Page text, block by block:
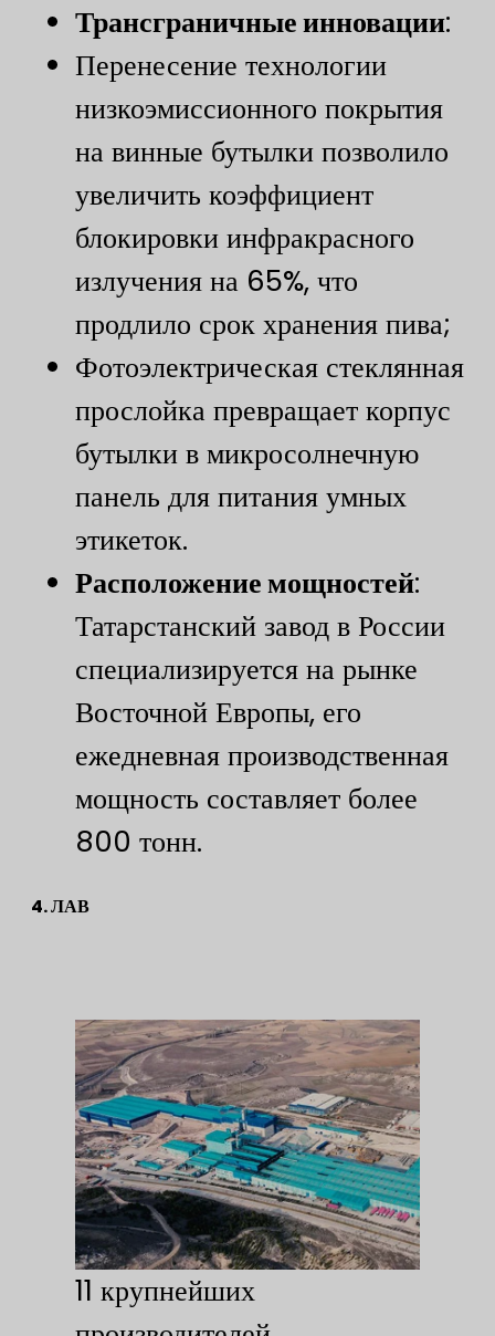
Трансграничные инновации​:
Перенесение технологии
низкоэмиссионного покрытия
на винные бутылки позволило
увеличить коэффициент
блокировки инфракрасного
излучения на 65%, что
продлило срок хранения пива;
Фотоэлектрическая стеклянная
прослойка превращает корпус
бутылки в микросолнечную
панель для питания умных
этикеток.
​Расположение мощностей​​:
Татарстанский завод в России
специализируется на рынке
Восточной Европы, его
ежедневная производственная
мощность составляет более
800 тонн.
4. ЛАВ
11 крупнейших